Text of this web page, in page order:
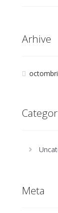
Arhive
Meta